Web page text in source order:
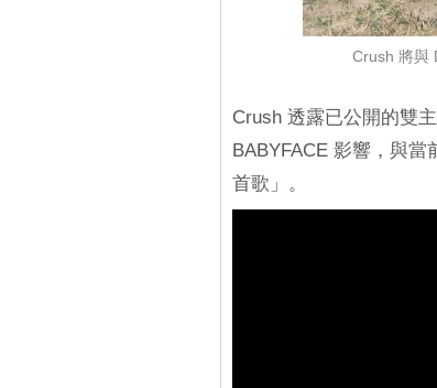
Crush 將與
Crush 透露已公開的雙
BABYFACE 影響，與
首歌」。